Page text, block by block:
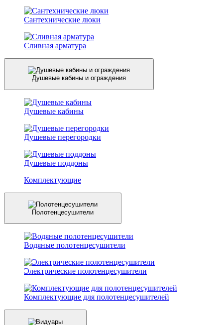
Сантехнические люки
Сливная арматура
Душевые кабины и ограждения
Душевые кабины
Душевые перегородки
Душевые поддоны
Комплектующие
Полотенцесушители
Водяные полотенцесушители
Электрические полотенцесушители
Комплектующие для полотенцесушителей